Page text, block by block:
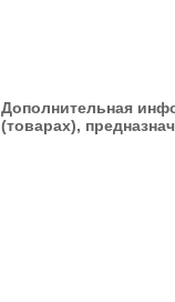
Дополнительная
(товарах),